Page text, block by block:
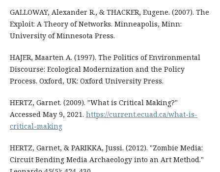
GALLOWAY, Alexander R., & THACKER, Eugene. (2007). The
Exploit: A Theory of Networks. Minneapolis, Minn:
University of Minnesota Press.
HAJER, Maarten A. (1997). The Politics of Environmental
Discourse: Ecological Modernization and the Policy
Process. Oxford, UK: Oxford University Press.
HERTZ, Garnet. (2009). "What is Critical Making?"
Accessed May 9, 2021. https://current.ecuad.ca/what-is-
critical-making
HERTZ, Garnet, & PARIKKA, Jussi. (2012). "Zombie Media:
Circuit Bending Media Archaeology into an Art Method."